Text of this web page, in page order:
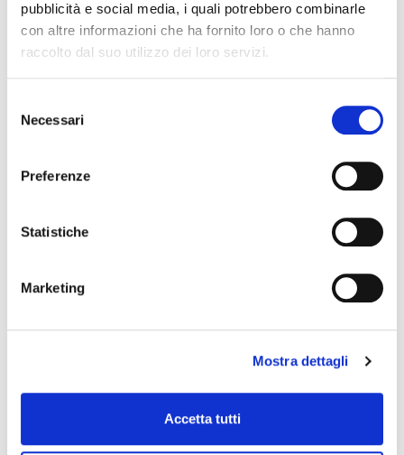
pubblicità e social media, i quali potrebbero combinarle
con altre informazioni che ha fornito loro o che hanno
raccolto dal suo utilizzo dei loro servizi.
delNecessari
Preferenze
Statistiche
Marketing
Mostra dettagli
Accetta tutti
POTREBBERO PIACERTI ANCHE
VELOUR 50 COLLANT
+5
favorite_border
GREEN